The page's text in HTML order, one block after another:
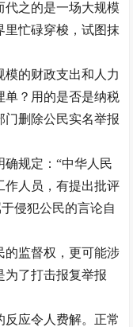
代之的是一场大规模
里忙碌穿梭，试图抹
模的财政支出和 人力
单？用的是否是纳税
门删除公民实名举报
确规定：“中华人民
作人员，有提出批评
侵犯公民的言论自
的监督权，更可能涉
为了打击报复举报
应令人费解。正常